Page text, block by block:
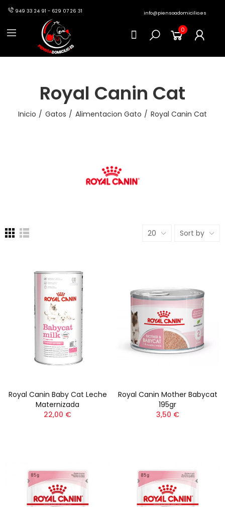
949 33 24 91 - 629 07 26 31 info@piensoadomicilio.es
0
Royal Canin Cat
Inicio Gatos Alimentacion Gato Royal Canin Cat
20 Sort by
Royal Canin Baby Cat Leche
Maternizada
22,00 €
Royal Canin Mother Babycat
195gr
3,50 €